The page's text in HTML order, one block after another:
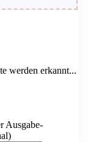
werden erkannt...
Ausgabe-